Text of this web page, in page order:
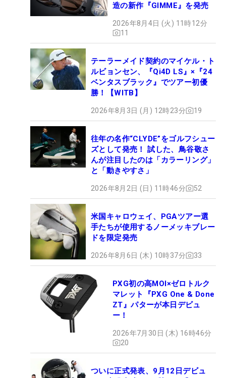
造の新作『GIMME』を発売
2026年8月4日 (火) 11時12分
11
テーラーメイド契約のマイケル・ト
ルビョンセン、『Qi4D LS』×『24
ベンタスブラック』でツアー初優
勝！【WITB】
2026年8月3日 (月) 12時23分 19
往年の名作“CLYDE”をゴルフシュー
ズとして発売！ 試した、鳥谷敬さ
んが注目したのは「カラーリング」
と「動きやすさ」
2026年8月2日 (日) 11時46分 52
米国キャロウェイ、PGAツアー選
手たちが使用するノーメッキブレー
ドを限定発売
2026年8月6日 (木) 10時37分 33
PXG初の高MOI×ゼロトルク
マレット『PXG One & Done
ZT』パターが本日デビュ
ー！
2026年7月30日 (木) 16時46分
20
ついに正式発表、9月12日デビュ